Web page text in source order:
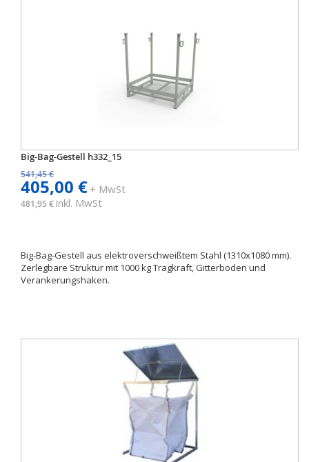
Big-Bag-Gestell h332_15
541,45 €
405,00 €+ MwSt
481,95 € inkl. MwSt
Big-Bag-Gestell aus elektroverschweißtem Stahl (1310x1080 mm).
Zerlegbare Struktur mit 1000 kg Tragkraft, Gitterboden und
Verankerungshaken.